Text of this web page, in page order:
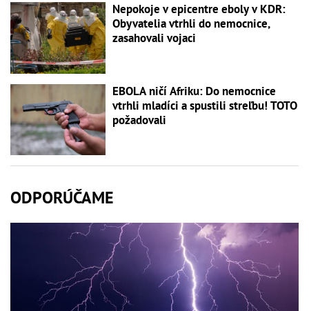
Nepokoje v epicentre eboly v KDR:
Obyvatelia vtrhli do nemocnice,
zasahovali vojaci
EBOLA ničí Afriku: Do nemocnice
vtrhli mladíci a spustili streľbu! TOTO
požadovali
ODPORÚČAME